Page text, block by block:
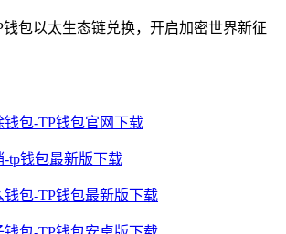
包以太生态链兑换，开启加密世界新征
包-TP钱包官网下载
tp钱包最新版下载
钱包-TP钱包最新版下载